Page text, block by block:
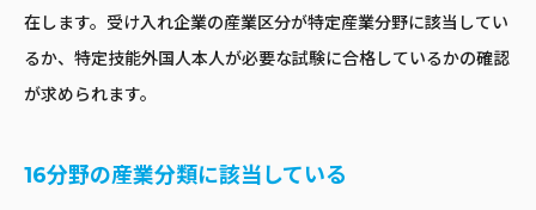
在します。受け入れ企業の産業区分が特定産業分野に該当してい
るか、特定技能外国人本人が必要な試験に合格しているかの確認
が求められます。
16分野の産業分類に該当している